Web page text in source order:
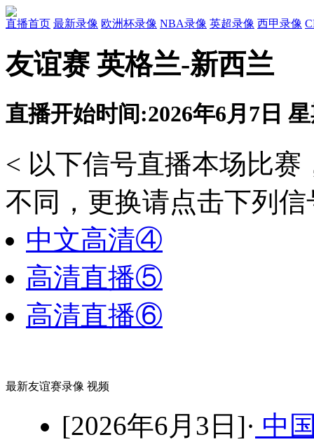
直播首页 最新录像 欧洲杯录像 NBA录像 英超录像 西甲录像
友谊赛 英格兰-新西兰
直播开始时间:2026年6月7日
< 以下信号直播本场比
不同，更换请点击下列信
中文高清④
高清直播⑤
高清直播⑥
最新友谊赛录像 视频
[2026年6月3日]· 中